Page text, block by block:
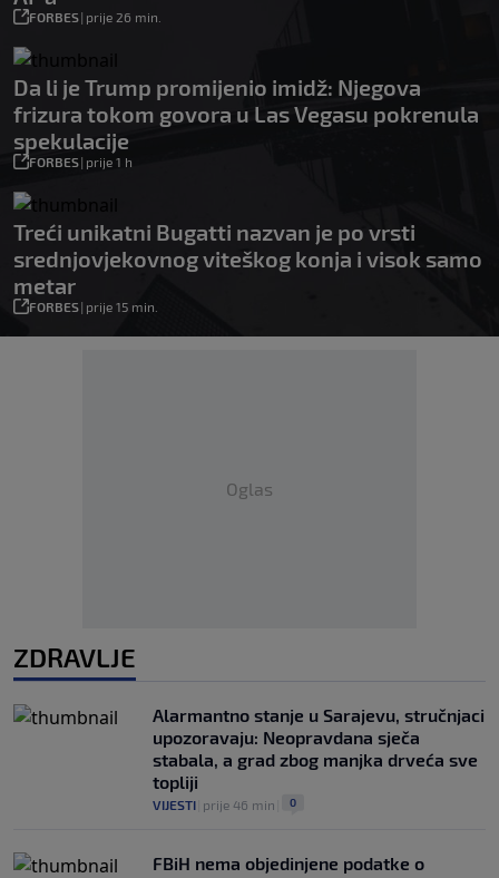
FORBES| prije 26 min.
Da li je Trump promijenio imidž: Njegova
frizura tokom govora u Las Vegasu pokrenula
spekulacije
FORBES| prije 1 h
Treći unikatni Bugatti nazvan je po vrsti
srednjovjekovnog viteškog konja i visok samo
metar
FORBES| prije 15 min.
Oglas
ZDRAVLJE
Alarmantno stanje u Sarajevu, stručnjaci
upozoravaju: Neopravdana sječa
stabala, a grad zbog manjka drveća sve
topliji
VIJESTI prije 46 min 0
FBiH nema objedinjene podatke o